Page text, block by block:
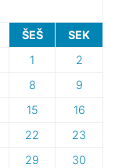
ŠEŠ
SEK
1
2
8
9
15
16
22
23
29
30